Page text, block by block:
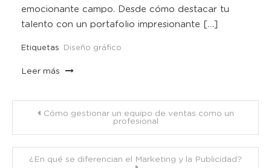
emocionante campo. Desde cómo destacar tu
talento con un portafolio impresionante […]
Etiquetas Diseño gráfico
Leer más
Navegación
de
Cómo gestionar un equipo de ventas como un
profesional
¿En qué se diferencian el Marketing y la Publicidad?